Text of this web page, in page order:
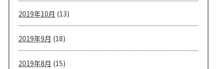
2019年10月 (13)
2019年9月 (18)
2019年8月 (15)